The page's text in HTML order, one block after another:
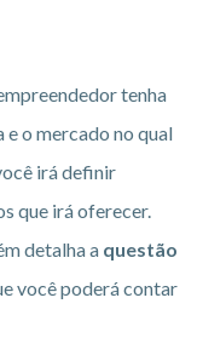
tenha
e o mercado no qual
irá definir
que irá oferecer.
detalha a questão
você poderá contar